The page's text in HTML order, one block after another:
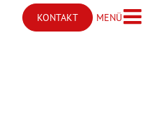
KONTAKT
Kontakt öffnen
MENÜMenü